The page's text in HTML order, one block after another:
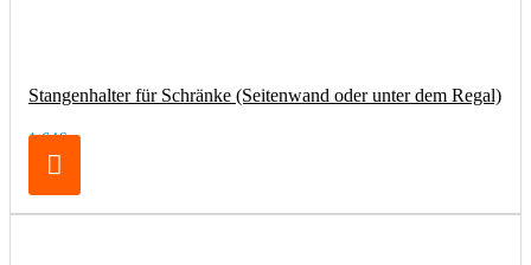
Stangenhalter für Schränke (Seitenwand oder unter dem Regal)
1,64€